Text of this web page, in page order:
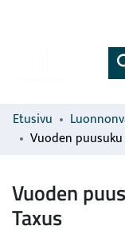
Etusivu
Vuoden
Taxus